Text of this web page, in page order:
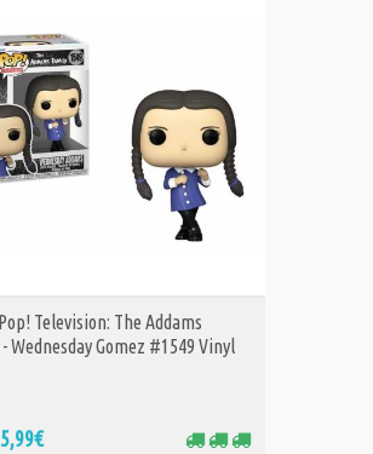
ΑΓΟΡΑTelevision: The Addams
Wednesday Gomez #1549 Vinyl